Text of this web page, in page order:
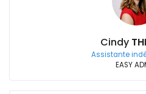
Cindy
Assistante
EASY